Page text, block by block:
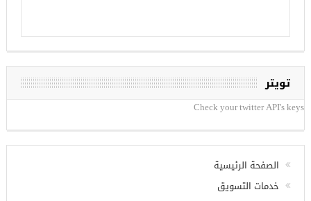
تويتر
Check your twitter API's keys
الصفحة الرئيسية